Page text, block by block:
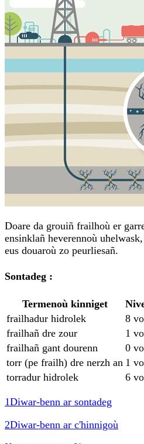
Doare da grouiñ frailhoù er
ensinklañ heverennoù
eus douaroù zo peurliesañ.
Sontadeg :
Termenoù kinniget
frailhadur hidrolek
8
frailhañ dre zour
1
frailhañ gant dourenn
0
torr (pe frailh) dre nerzh an 1
torradur hidrolek
6
1Diwar-benn ar sontadeg
2Diwar-benn ar c'hinnigoù